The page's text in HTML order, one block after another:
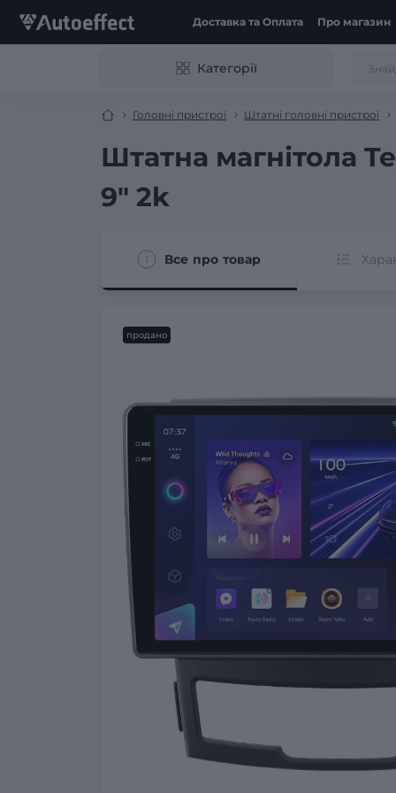
Доставка та Оплата Про магазин
Категорії
Головні пристрої Штатні головні пристрої
Штатна магнітола
9" 2k
Все про товар
продано